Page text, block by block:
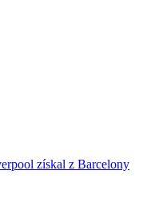
získal z Barcelony